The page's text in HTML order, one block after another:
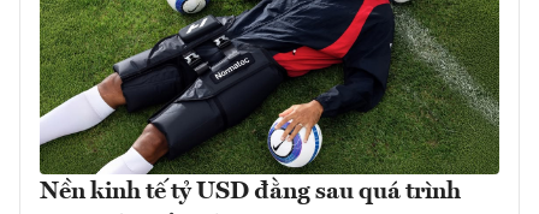
Nền kinh tế tỷ USD đằng sau quá trình